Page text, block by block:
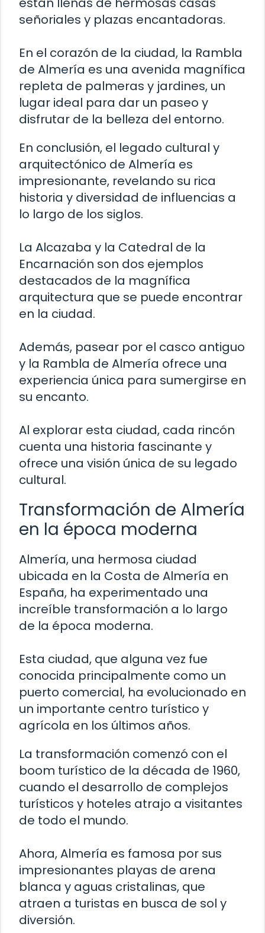
señoriales y plazas encantadoras.
En el corazón de la ciudad, la Rambla
de Almería es una avenida magnífica
repleta de palmeras y jardines, un
lugar ideal para dar un paseo y
disfrutar de la belleza del entorno.
En conclusión, el legado cultural y
arquitectónico de Almería es
impresionante, revelando su rica
historia y diversidad de influencias a
lo largo de los siglos.
La Alcazaba y la Catedral de la
Encarnación son dos ejemplos
destacados de la magnífica
arquitectura que se puede encontrar
en la ciudad.
Además, pasear por el casco antiguo
y la Rambla de Almería ofrece una
experiencia única para sumergirse en
su encanto.
Al explorar esta ciudad, cada rincón
cuenta una historia fascinante y
ofrece una visión única de su legado
cultural.
Transformación de Almería
en la época moderna
Almería, una hermosa ciudad
ubicada en la Costa de Almería en
España, ha experimentado una
increíble transformación a lo largo
de la época moderna.
Esta ciudad, que alguna vez fue
conocida principalmente como un
puerto comercial, ha evolucionado en
un importante centro turístico y
agrícola en los últimos años.
La transformación comenzó con el
boom turístico de la década de 1960,
cuando el desarrollo de complejos
turísticos y hoteles atrajo a visitantes
de todo el mundo.
Ahora, Almería es famosa por sus
impresionantes playas de arena
blanca y aguas cristalinas, que
atraen a turistas en busca de sol y
diversión.